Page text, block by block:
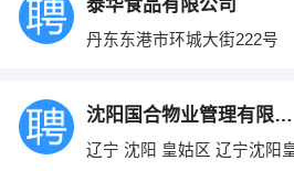
泰华食品有限公司
丹东东港市环城大街222号
沈阳国合物业管理有限公司
辽宁 沈阳 皇姑区 辽宁沈阳